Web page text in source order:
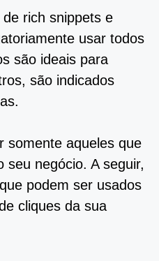
rich snippets e
usar todos
são ideais para
são indicados
somente aqueles que
seu negócio. A seguir,
podem ser usados
cliques da sua